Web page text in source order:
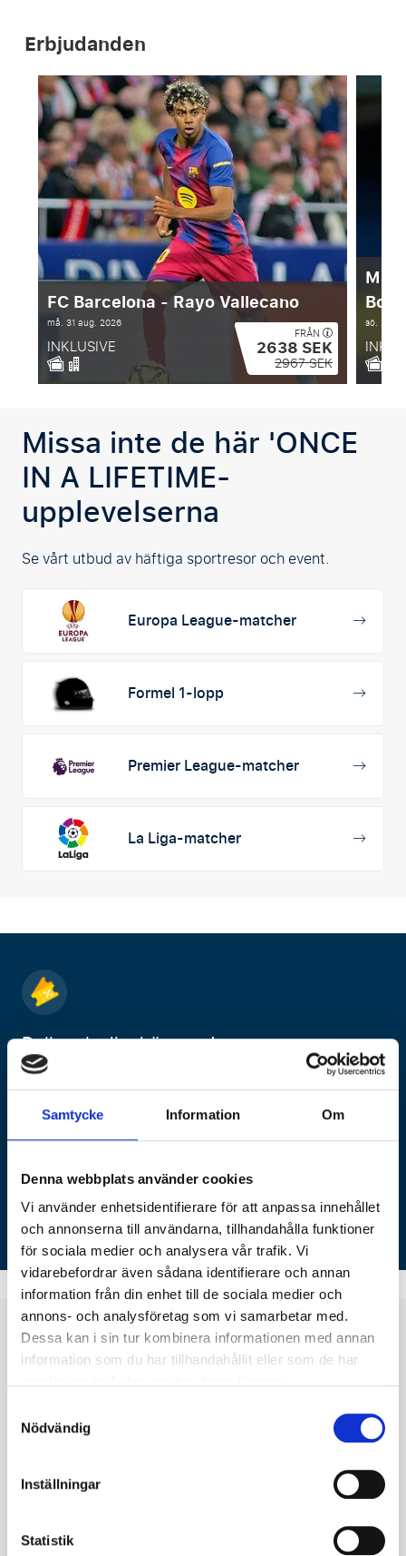
Samtycke Information Om
Denna webbplats använder cookies
Vi använder enhetsidentifierare för att anpassa innehållet
och annonserna till användarna, tillhandahålla funktioner
för sociala medier och analysera vår trafik. Vi
vidarebefordrar även sådana identifierare och annan
information från din enhet till de sociala medier och
annons- och analysföretag som vi samarbetar med.
Dessa kan i sin tur kombinera informationen med annan
information som du har tillhandahållit eller som de har
Nödvändig
Inställningar
Statistik
Erbjudanden
FC Barcelona - Rayo Vallecano
må. 31 aug. 2026
INKLUSIVE
FRÅN
2638 SEK
2967 SEK
sö. 23
Missa inte de här 'ONCE
IN A LIFETIME-
upplevelserna
Se vårt utbud av häftiga sportresor och event.
Europa League-matcher
Formel 1-lopp
Premier League-matcher
La Liga-matcher
Delbetala din drömresa!
Säkra din plats genom att betala 50 % när du bokar
och resten i din egen takt. Ditt ultimata sportäventyr
väntar!
Lär dig mer
Boka din nästafotbollsresa
Det är enkelt att planera din fotbollsresa online
Välj din fotbollsresa